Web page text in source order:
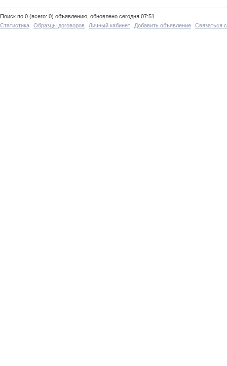
Поиск по 0 (всего: 0) объявлению, обновлено сегодня 07:51
Статистика
Образцы договоров Личный кабинет Добавить объявление Связаться